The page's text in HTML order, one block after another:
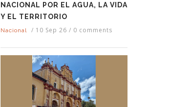
NACIONAL POR EL AGUA, LA VIDA
Y EL TERRITORIO
Nacional / 10 Sep 26 / 0 comments